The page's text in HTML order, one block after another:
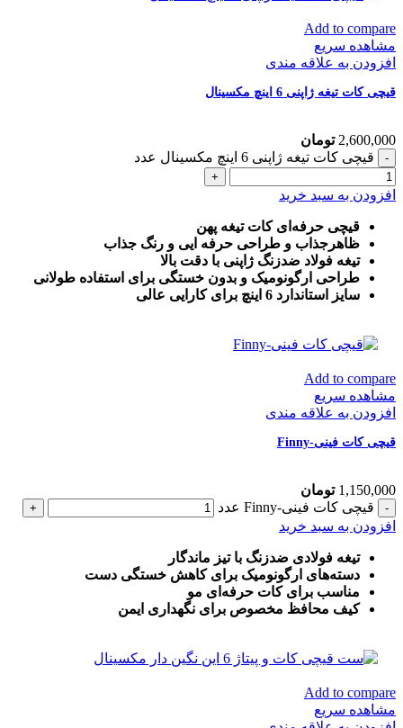
Add to compare
مشاهده سریع
افزودن به علاقه مندی
قیچی کات تیغه ژاپنی 6 اینچ مکسینال
2,600,000 تومان
قیچی کات تیغه ژاپنی 6 اینچ مکسینال عدد
افزودن به سبد خرید
قیچی حرفه‌ای کات تیغه پهن
ظاهرجذاب و طراحی حرفه ایی و رنگ جذاب
تیغه فولاد ضدزنگ ژاپنی با دقت بالا
طراحی ارگونومیک و بدون خستگی برای استفاده طولانی
سایز استاندارد 6 اینچ برای کارایی عالی
Add to compare
مشاهده سریع
افزودن به علاقه مندی
قیچی کات فینی-Finny
1,150,000 تومان
قیچی کات فینی-Finny عدد
افزودن به سبد خرید
تیغه فولادی ضدزنگ با تیز ماندگار
دسته‌های ارگونومیک برای کاهش خستگی دست
مناسب برای کات حرفه‌ای مو
کیف محافظ مخصوص برای نگهداری ایمن
Add to compare
مشاهده سریع